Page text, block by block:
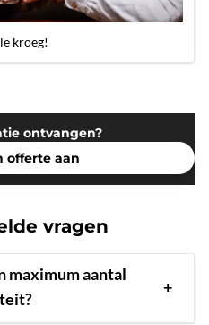
kroeg!
ontvangen?
offerte aan
vragen
maximum aantal
+